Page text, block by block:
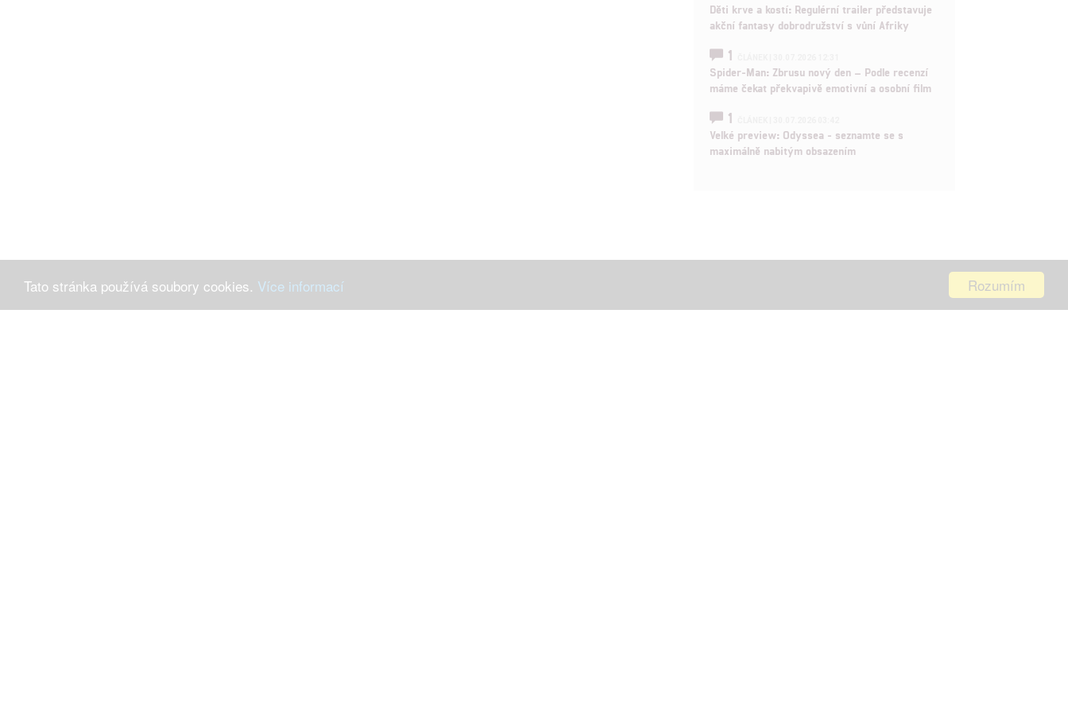
Rozumím
Tato stránka používá soubory cookies. Více informací
Děti krve a kostí: Regulérní trailer představuje
akční fantasy dobrodružství s vůní Afriky
1
Spider-Man: Zbrusu nový den – Podle recenzí
máme čekat překvapivě emotivní a osobní film
1
Velké preview: Odyssea - seznamte se s
maximálně nabitým obsazením